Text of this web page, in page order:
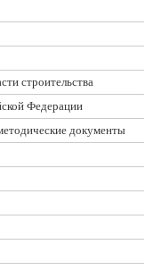
строительства
Федерации
документы